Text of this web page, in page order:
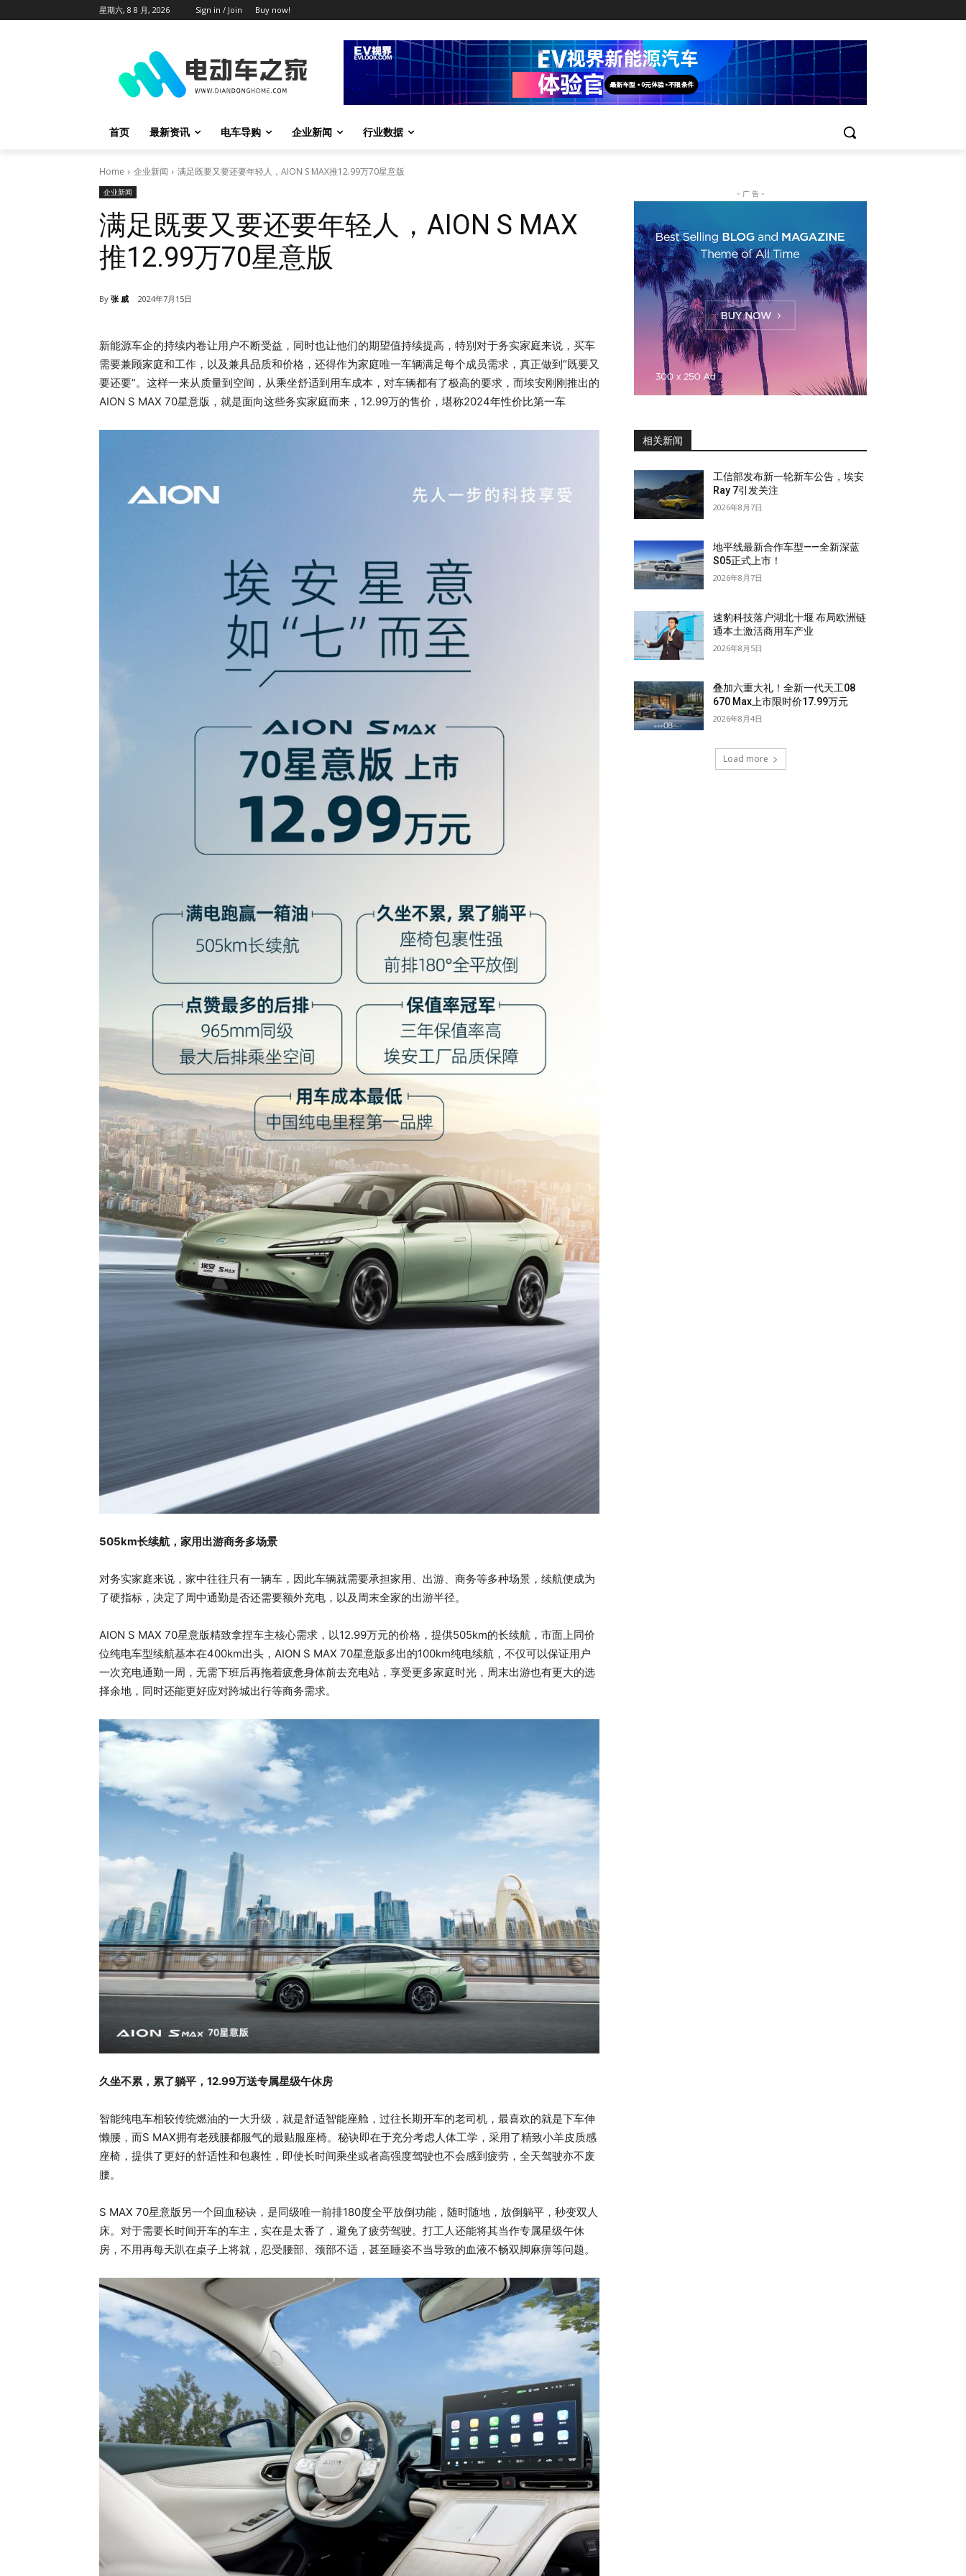
星期六, 8 8 月, 2026 Sign in / Join Buy now!
首页 最新资讯 电车导购 企业新闻 行业数据
Home 企业新闻 满足既要又要还要年轻人，AION S MAX推12.99万70星意版
企业新闻
满足既要又要还要年轻人，AION S MAX
推12.99万70星意版
By 张 威 2024年7月15日
新能源车企的持续内卷让用户不断受益，同时也让他们的期望值持续提高，特别对于务实家庭来说，买车
需要兼顾家庭和工作，以及兼具品质和价格，还得作为家庭唯一车辆满足每个成员需求，真正做到“既要又
要还要”。这样一来从质量到空间，从乘坐舒适到用车成本，对车辆都有了极高的要求，而埃安刚刚推出的
AION S MAX 70星意版，就是面向这些务实家庭而来，12.99万的售价，堪称2024年性价比第一车
505km长续航，家用出游商务多场景
对务实家庭来说，家中往往只有一辆车，因此车辆就需要承担家用、出游、商务等多种场景，续航便成为
了硬指标，决定了周中通勤是否还需要额外充电，以及周末全家的出游半径。
AION S MAX 70星意版精致拿捏车主核心需求，以12.99万元的价格，提供505km的长续航，市面上同价
位纯电车型续航基本在400km出头，AION S MAX 70星意版多出的100km纯电续航，不仅可以保证用户
一次充电通勤一周，无需下班后再拖着疲惫身体前去充电站，享受更多家庭时光，周末出游也有更大的选
择余地，同时还能更好应对跨城出行等商务需求。
久坐不累，累了躺平，12.99万送专属星级午休房
智能纯电车相较传统燃油的一大升级，就是舒适智能座舱，过往长期开车的老司机，最喜欢的就是下车伸
懒腰，而S MAX拥有老残腰都服气的最贴服座椅。秘诀即在于充分考虑人体工学，采用了精致小羊皮质感
座椅，提供了更好的舒适性和包裹性，即使长时间乘坐或者高强度驾驶也不会感到疲劳，全天驾驶亦不废
腰。
S MAX 70星意版另一个回血秘诀，是同级唯一前排180度全平放倒功能，随时随地，放倒躺平，秒变双人
床。对于需要长时间开车的车主，实在是太香了，避免了疲劳驾驶。打工人还能将其当作专属星级午休
房，不用再每天趴在桌子上将就，忍受腰部、颈部不适，甚至睡姿不当导致的血液不畅双脚麻痹等问题。
- 广 告 -
相关新闻
工信部发布新一轮新车公告，埃安
Ray 7引发关注
2026年8月7日
地平线最新合作车型——全新深蓝
S05正式上市！
2026年8月7日
速豹科技落户湖北十堰 布局欧洲链
通本土激活商用车产业
2026年8月5日
叠加六重大礼！全新一代天工08
670 Max上市限时价17.99万元
2026年8月4日
Load more